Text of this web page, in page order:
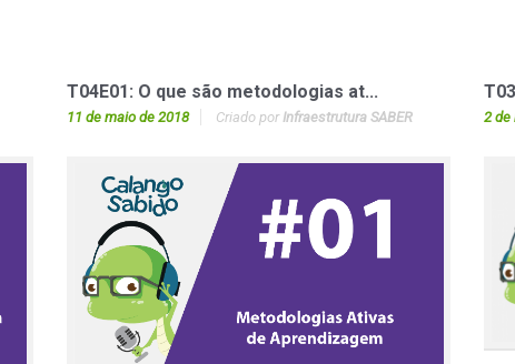
T04E01: O que são metodologias at...
11 de maio de 2018 Criado por Infraestrutura SABER 2 de